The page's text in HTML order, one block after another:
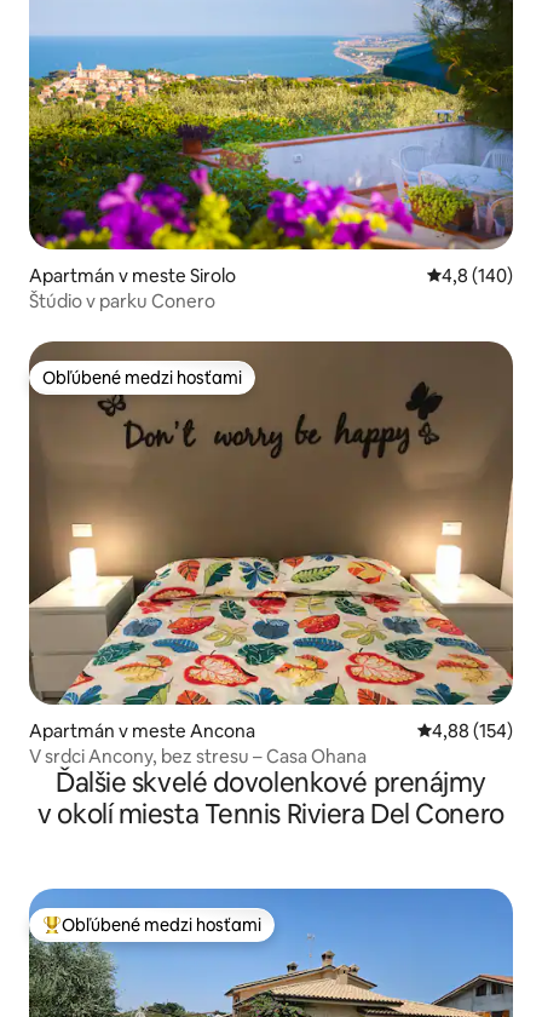
Apartmán v meste Sirolo Priemerné
4,8 (140)
Štúdio v parku Conero
Obľúbené medzi hosťami
Obľúbené medzi hosťami
Apartmán v meste Ancona Priemerné
4,88 (154)
V srdci Ancony, bez stresu – Casa Ohana
Ďalšie skvelé dovolenkové prenájmy
v okolí miesta Tennis Riviera Del Conero
Najobľúbenejšie medzi hosťami
Obľúbené medzi hosťami